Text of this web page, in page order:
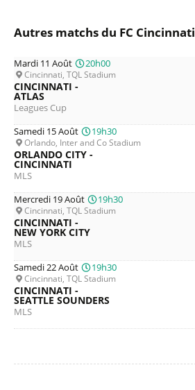
Autres matchs du FC Cincinnati
Mardi 11 Août 20h00
Cincinnati, TQL Stadium
CINCINNATI -
ATLAS
Leagues Cup
Samedi 15 Août
19h30
Orlando, Inter and Co Stadium
ORLANDO CITY -
CINCINNATI
MLS
Mercredi 19 Août
19h30
Cincinnati, TQL Stadium
CINCINNATI -
NEW YORK CITY
MLS
Samedi 22 Août
19h30
Cincinnati, TQL Stadium
CINCINNATI -
SEATTLE SOUNDERS
MLS